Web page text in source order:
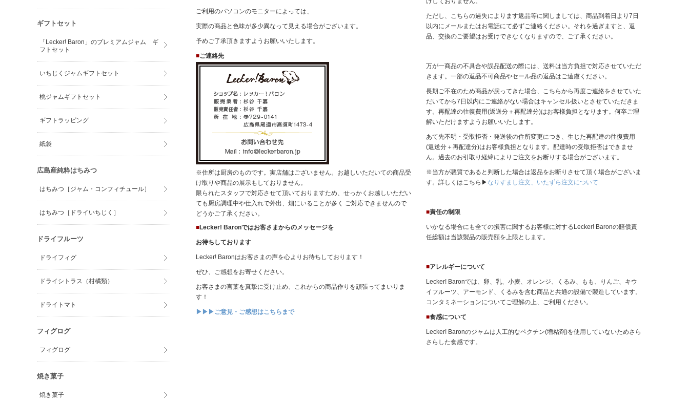
ご利用のパソコンのモニターによっては、
実際の商品と色味が多少異なって見える場合がございます。
予めご了承頂きますようお願いいたします。
■ご連絡先
※住所は厨房のものです。実店舗はございません。お越しいただいての商品受
け取りや商品の展示もしておりません。
限られたスタッフで対応させて頂いておりますため、せっかくお越しいただい
ても厨房調理中や仕入れで外出、畑にいることが多く ご対応できませんので
どうかご了承ください。
■Lecker! Baronではお客さまからのメッセージを
お待ちしております
Lecker! Baronはお客さまの声を心よりお待ちしております！
ぜひ、ご感想をお寄せください。
お客さまの言葉を真摯に受け止め、これからの商品作りを頑張ってまいりま
す！
▶▶▶ご意見・ご感想はこちらまで
ただし、こちらの過失によります返品等に関しましては、商品到着日より7日
以内にメールまたはお電話にて必ずご連絡ください。それを過ぎますと、返
品、交換のご要望はお受けできなくなりますので、ご了承ください。
万が一商品の不具合や誤品配送の際には、送料は当方負担で対応させていただ
きます。一部の返品不可商品やセール品の返品はご遠慮ください。
長期ご不在のため商品が戻ってきた場合、こちらから再度ご連絡をさせていた
だいてから7日以内にご連絡がない場合はキャンセル扱いとさせていただきま
す。再配達の往復費用(返送分＋再配達分)はお客様負担となります。何卒ご理
解いただけますようお願いいたします。
あて先不明・受取拒否・発送後の住所変更につき、生じた再配達の往復費用
(返送分＋再配達分)はお客様負担となります。配達時の受取拒否はできませ
ん。過去のお引取り経緯によりご注文をお断りする場合がございます。
※当方が悪質であると判断した場合は返品をお断りさせて頂く場合がございま
す。詳しくはこちら▶ なりすまし注文、いたずら注文について
■責任の制限
いかなる場合にも全ての損害に関するお客様に対するLecker! Baronの賠償責
任総額は当該製品の販売額を上限とします。
■アレルギーについて
Lecker! Baronでは、卵、乳、小麦、オレンジ、くるみ、もも、りんご、キウ
イフルーツ、アーモンド、くるみを含む商品と共通の設備で製造しています。
コンタミネーションについてご理解の上、ご利用ください。
■食感について
Lecker! Baronのジャムは人工的なペクチン(増粘剤)を使用していないためさら
さらした食感です。
ギフトセット
「Lecker! Baron」のプレミアムジャム ギ
フトセット
いちじくジャムギフトセット
桃ジャムギフトセット
ギフトラッピング
紙袋
広島産純粋はちみつ
はちみつ［ジャム・コンフィチュール］
はちみつ［ドライいちじく］
ドライフルーツ
ドライフィグ
ドライシトラス（柑橘類）
ドライトマト
フィグログ
フィグログ
焼き菓子
焼き菓子